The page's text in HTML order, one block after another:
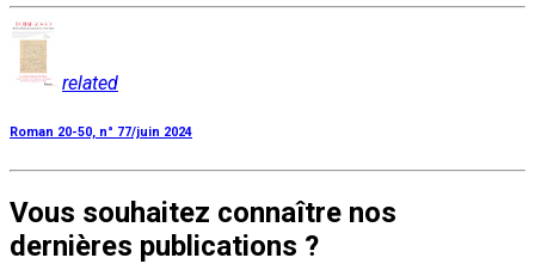
related
Roman 20-50, n° 77/juin 2024
Vous souhaitez connaître nos
dernières publications ?